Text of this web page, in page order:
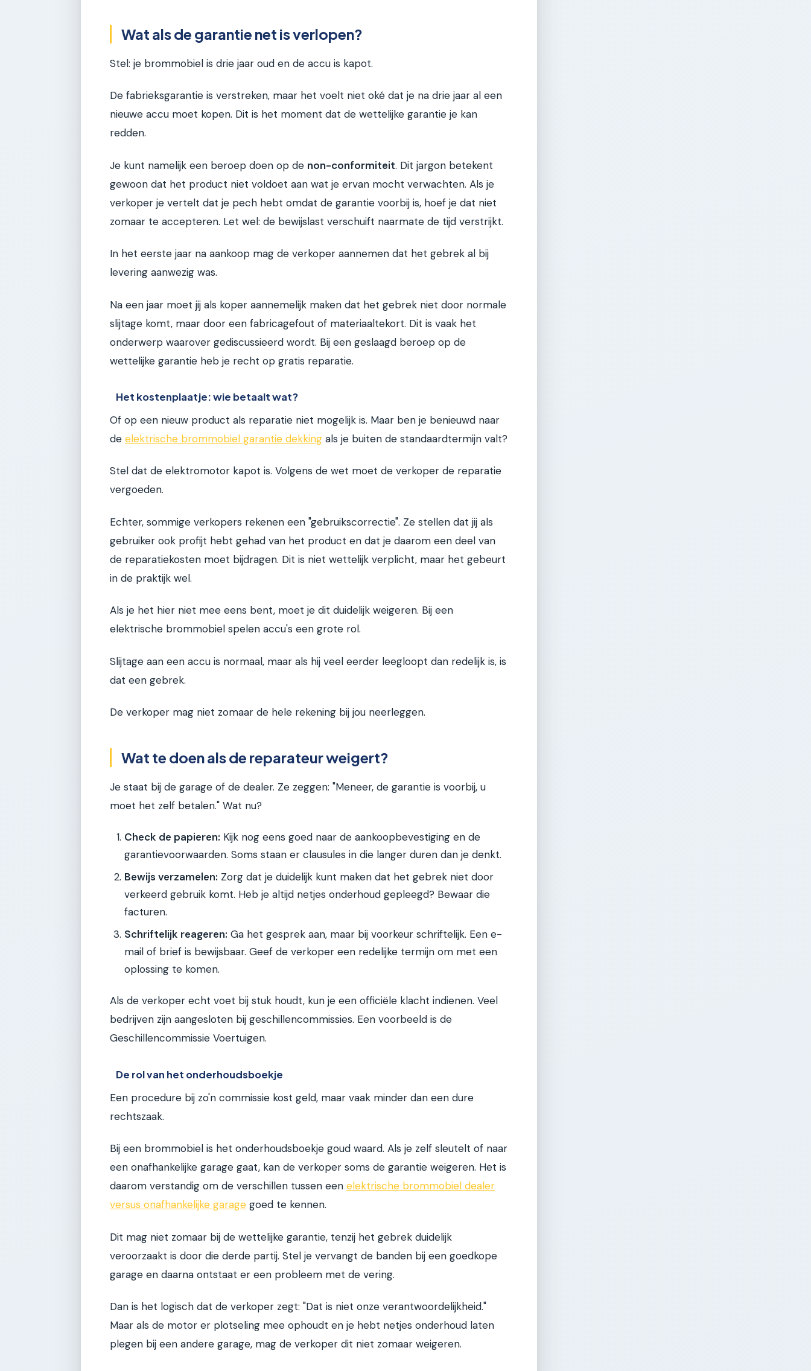
Wat als de garantie net is verlopen?
Stel: je brommobiel is drie jaar oud en de accu is kapot.
De fabrieksgarantie is verstreken, maar het voelt niet oké dat je na drie jaar al een
nieuwe accu moet kopen. Dit is het moment dat de wettelijke garantie je kan
redden.
Je kunt namelijk een beroep doen op de non-conformiteit. Dit jargon betekent
gewoon dat het product niet voldoet aan wat je ervan mocht verwachten. Als je
verkoper je vertelt dat je pech hebt omdat de garantie voorbij is, hoef je dat niet
zomaar te accepteren. Let wel: de bewijslast verschuift naarmate de tijd verstrijkt.
In het eerste jaar na aankoop mag de verkoper aannemen dat het gebrek al bij
levering aanwezig was.
Na een jaar moet jij als koper aannemelijk maken dat het gebrek niet door normale
slijtage komt, maar door een fabricagefout of materiaaltekort. Dit is vaak het
onderwerp waarover gediscussieerd wordt. Bij een geslaagd beroep op de
wettelijke garantie heb je recht op gratis reparatie.
Het kostenplaatje: wie betaalt wat?
Of op een nieuw product als reparatie niet mogelijk is. Maar ben je benieuwd naar
de elektrische brommobiel garantie dekking als je buiten de standaardtermijn valt?
Stel dat de elektromotor kapot is. Volgens de wet moet de verkoper de reparatie
vergoeden.
Echter, sommige verkopers rekenen een "gebruikscorrectie". Ze stellen dat jij als
gebruiker ook profijt hebt gehad van het product en dat je daarom een deel van
de reparatiekosten moet bijdragen. Dit is niet wettelijk verplicht, maar het gebeurt
in de praktijk wel.
Als je het hier niet mee eens bent, moet je dit duidelijk weigeren. Bij een
elektrische brommobiel spelen accu's een grote rol.
Slijtage aan een accu is normaal, maar als hij veel eerder leegloopt dan redelijk is, is
dat een gebrek.
De verkoper mag niet zomaar de hele rekening bij jou neerleggen.
Wat te doen als de reparateur weigert?
Je staat bij de garage of de dealer. Ze zeggen: "Meneer, de garantie is voorbij, u
moet het zelf betalen." Wat nu?
Check de papieren: Kijk nog eens goed naar de aankoopbevestiging en de
garantievoorwaarden. Soms staan er clausules in die langer duren dan je denkt.
Bewijs verzamelen: Zorg dat je duidelijk kunt maken dat het gebrek niet door
verkeerd gebruik komt. Heb je altijd netjes onderhoud gepleegd? Bewaar die
facturen.
Schriftelijk reageren: Ga het gesprek aan, maar bij voorkeur schriftelijk. Een e-
mail of brief is bewijsbaar. Geef de verkoper een redelijke termijn om met een
oplossing te komen.
Als de verkoper echt voet bij stuk houdt, kun je een officiële klacht indienen. Veel
bedrijven zijn aangesloten bij geschillencommissies. Een voorbeeld is de
Geschillencommissie Voertuigen.
De rol van het onderhoudsboekje
Een procedure bij zo'n commissie kost geld, maar vaak minder dan een dure
rechtszaak.
Bij een brommobiel is het onderhoudsboekje goud waard. Als je zelf sleutelt of naar
een onafhankelijke garage gaat, kan de verkoper soms de garantie weigeren. Het is
daarom verstandig om de verschillen tussen een elektrische brommobiel dealer
versus onafhankelijke garage goed te kennen.
Dit mag niet zomaar bij de wettelijke garantie, tenzij het gebrek duidelijk
veroorzaakt is door die derde partij. Stel je vervangt de banden bij een goedkope
garage en daarna ontstaat er een probleem met de vering.
Dan is het logisch dat de verkoper zegt: "Dat is niet onze verantwoordelijkheid."
Maar als de motor er plotseling mee ophoudt en je hebt netjes onderhoud laten
plegen bij een andere garage, mag de verkoper dit niet zomaar weigeren.